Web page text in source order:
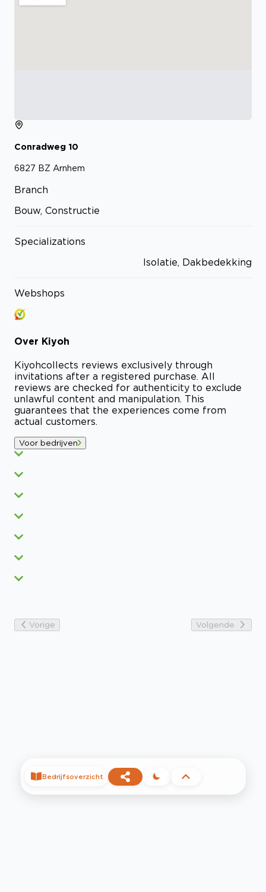
Conradweg 10
6827 BZ Arnhem
Branch
Bouw, Constructie
Specializations
Isolatie, Dakbedekking
Webshops
Over Kiyoh
Kiyohcollects reviews exclusively through
invitations after a registered purchase. All
reviews are checked for authenticity to exclude
unlawful content and manipulation. This
guarantees that the experiences come from
actual customers.
Voor bedrijven
Vorige Volgende
Bedrijfsoverzicht